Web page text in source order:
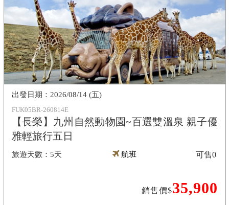
FUK05BR-260814E
【長榮】九州自然動物園~百選雙溫泉 親子優
雅輕旅行五日
5天
2026/08/14 (五)
航班
銷售價$35,900
可售0